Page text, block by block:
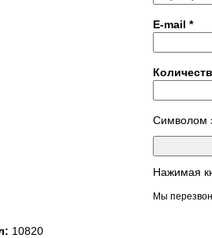
E-mail *
Символом
Нажимая
Мы
10820